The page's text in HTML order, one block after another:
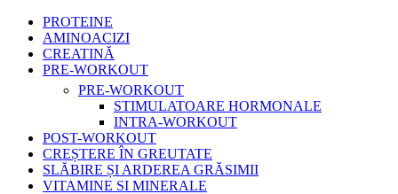
PROTEINE
AMINOACIZI
CREATINĂ
PRE-WORKOUT
PRE-WORKOUT
STIMULATOARE HORMONALE
INTRA-WORKOUT
POST-WORKOUT
CREȘTERE ÎN GREUTATE
SLĂBIRE ȘI ARDEREA GRĂSIMII
VITAMINE SI MINERALE